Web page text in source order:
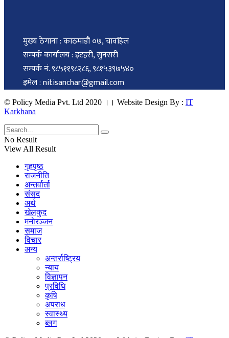
मुख्य ठेगाना : काठमाडौं ०७, चावहिल
सम्पर्क कार्यालय : इटहरी, सुनसरी
सम्पर्क नं. ९८५११९८२८६, ९८१५३९७५४०
इमेल : nitisanchar@gmail.com
© Policy Media Pvt. Ltd 2020 ।। Website Design By : IT
Karkhana
No Result
View All Result
गृहपृष्ठ
राजनीति
अन्तर्वार्ता
संसद
अर्थ
खेलकुद
मनाेरञ्जन
समाज
विचार
अन्य
अन्तर्राष्ट्रिय
न्याय
विज्ञापन
प्रविधि
कृषि
अपराध
स्वास्थ्य
ब्लग